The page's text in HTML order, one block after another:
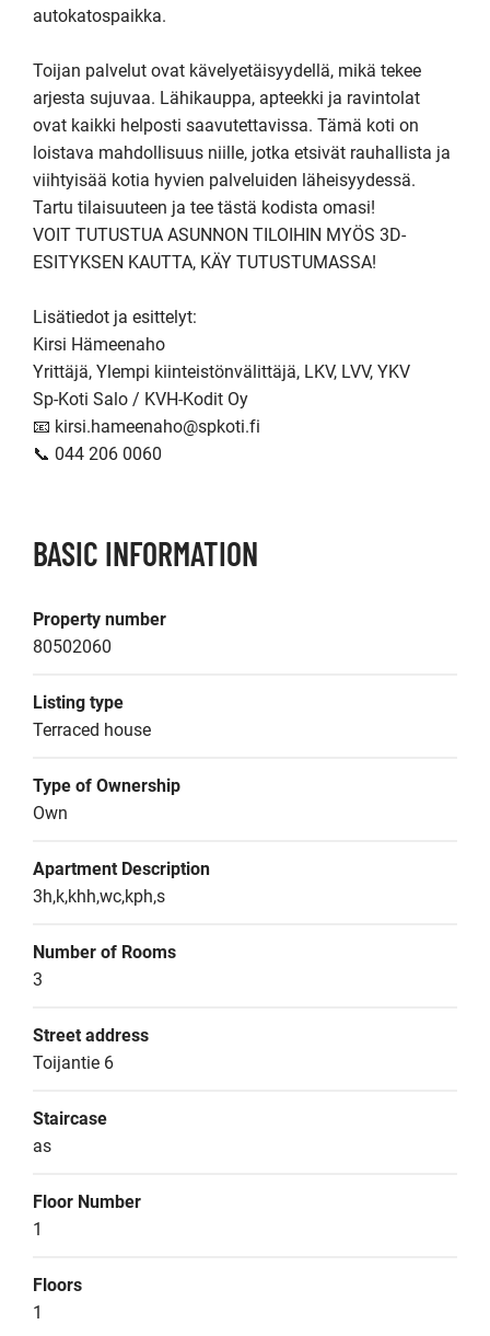
autokatospaikka.
Toijan palvelut ovat kävelyetäisyydellä, mikä tekee
arjesta sujuvaa. Lähikauppa, apteekki ja ravintolat
ovat kaikki helposti saavutettavissa. Tämä koti on
loistava mahdollisuus niille, jotka etsivät rauhallista ja
viihtyisää kotia hyvien palveluiden läheisyydessä.
Tartu tilaisuuteen ja tee tästä kodista omasi!
VOIT TUTUSTUA ASUNNON TILOIHIN MYÖS 3D-
ESITYKSEN KAUTTA, KÄY TUTUSTUMASSA!
Lisätiedot ja esittelyt:
Kirsi Hämeenaho
Yrittäjä, Ylempi kiinteistönvälittäjä, LKV, LVV, YKV
Sp-Koti Salo / KVH-Kodit Oy
📧 kirsi.hameenaho@spkoti.fi
📞 044 206 0060
BASIC INFORMATION
Property number
80502060
Listing type
Terraced house
Type of Ownership
Own
Apartment Description
3h,k,khh,wc,kph,s
Number of Rooms
3
Street address
Toijantie 6
Staircase
as
Floor Number
1
Floors
1